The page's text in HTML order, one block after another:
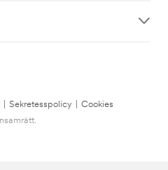
Sekretesspolicy
Cookies